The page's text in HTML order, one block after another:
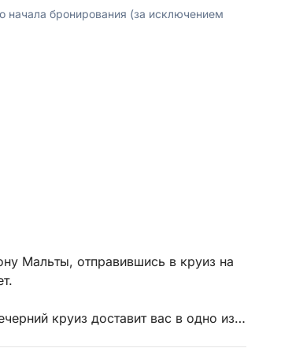
начала бронирования (за исключением
Мальты, отправившись в круиз на
круиз доставит вас в одно из
чистыми водами, живописными